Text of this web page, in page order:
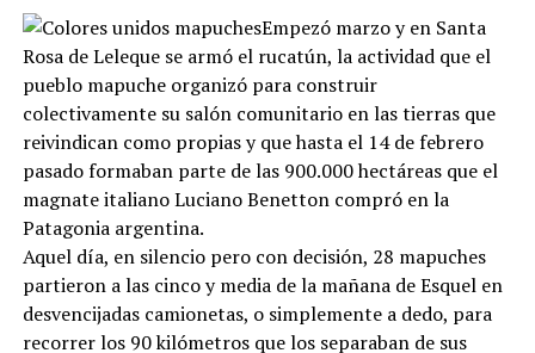
Empezó marzo y en Santa
Rosa de Leleque se armó el rucatún, la actividad que el
pueblo mapuche organizó para construir
colectivamente su salón comunitario en las tierras que
reivindican como propias y que hasta el 14 de febrero
pasado formaban parte de las 900.000 hectáreas que el
magnate italiano Luciano Benetton compró en la
Patagonia argentina.
Aquel día, en silencio pero con decisión, 28 mapuches
partieron a las cinco y media de la mañana de Esquel en
desvencijadas camionetas, o simplemente a dedo, para
recorrer los 90 kilómetros que los separaban de sus